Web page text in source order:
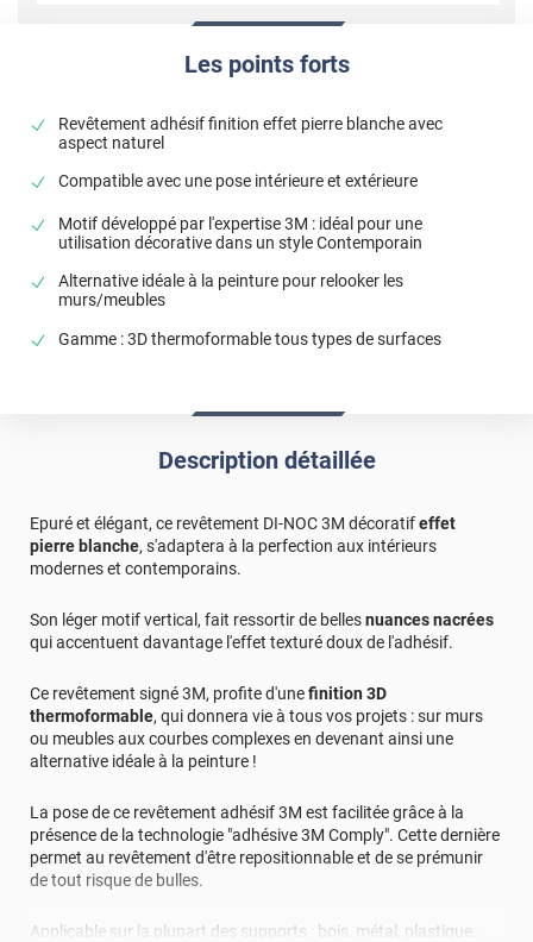
Les points forts
Revêtement adhésif finition effet pierre blanche avec
aspect naturel
Compatible avec une pose intérieure et extérieure
Motif développé par l'expertise 3M : idéal pour une
utilisation décorative dans un style Contemporain
Alternative idéale à la peinture pour relooker les
murs/meubles
Gamme : 3D thermoformable tous types de surfaces
Description détaillée
Epuré et élégant, ce revêtement DI-NOC 3M décoratifeffet
pierre blanche, s'adaptera à la perfection aux intérieurs
modernes et contemporains.
Son léger motif vertical, fait ressortir de bellesnuances nacrées
qui accentuent davantage l'effet texturé doux de l'adhésif.
Ce revêtement signé 3M, profite d'unefinition 3D
thermoformable, qui donnera vie à tous vos projets : sur murs
ou meubles aux courbes complexes en devenant ainsi une
alternative idéale à la peinture !
La pose de ce revêtement adhésif 3M est facilitée grâce à la
présence de la technologie "adhésive 3M Comply". Cette dernière
permet au revêtement d'être repositionnable et de se prémunir
de tout risque de bulles.
Applicable sur la plupart des supports : bois, métal, plastique...